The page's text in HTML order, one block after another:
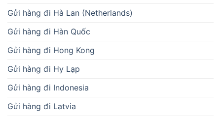
Gửi hàng đi Hà Lan (Netherlands)
Gửi hàng đi Hàn Quốc
Gửi hàng đi Hong Kong
Gửi hàng đi Hy Lạp
Gửi hàng đi Indonesia
Gửi hàng đi Latvia